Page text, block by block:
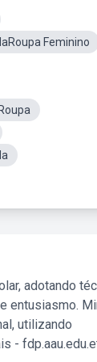
Feminino
adotando
entusiasmo.
utilizando
-